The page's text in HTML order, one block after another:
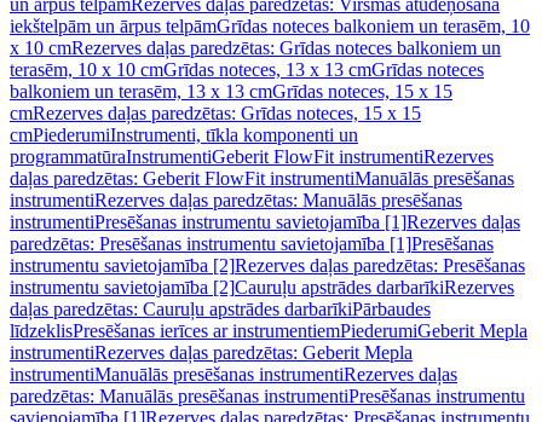
un ārpus telpāmRezerves daļas paredzētas: Virsmas atūdeņošana
iekštelpām un ārpus telpāmGrīdas noteces balkoniem un terasēm, 10
x 10 cmRezerves daļas paredzētas: Grīdas noteces balkoniem un
terasēm, 10 x 10 cmGrīdas noteces, 13 x 13 cmGrīdas noteces
balkoniem un terasēm, 13 x 13 cmGrīdas noteces, 15 x 15
cmRezerves daļas paredzētas: Grīdas noteces, 15 x 15
cmPiederumiInstrumenti, tīkla komponenti un
programmatūraInstrumentiGeberit FlowFit instrumentiRezerves
daļas paredzētas: Geberit FlowFit instrumentiManuālās presēšanas
instrumentiRezerves daļas paredzētas: Manuālās presēšanas
instrumentiPresēšanas instrumentu savietojamība [1]Rezerves daļas
paredzētas: Presēšanas instrumentu savietojamība [1]Presēšanas
instrumentu savietojamība [2]Rezerves daļas paredzētas: Presēšanas
instrumentu savietojamība [2]Cauruļu apstrādes darbarīkiRezerves
daļas paredzētas: Cauruļu apstrādes darbarīkiPārbaudes
līdzeklisPresēšanas ierīces ar instrumentiemPiederumiGeberit Mepla
instrumentiRezerves daļas paredzētas: Geberit Mepla
instrumentiManuālās presēšanas instrumentiRezerves daļas
paredzētas: Manuālās presēšanas instrumentiPresēšanas instrumentu
savienojamība [1]Rezerves daļas paredzētas: Presēšanas instrumentu